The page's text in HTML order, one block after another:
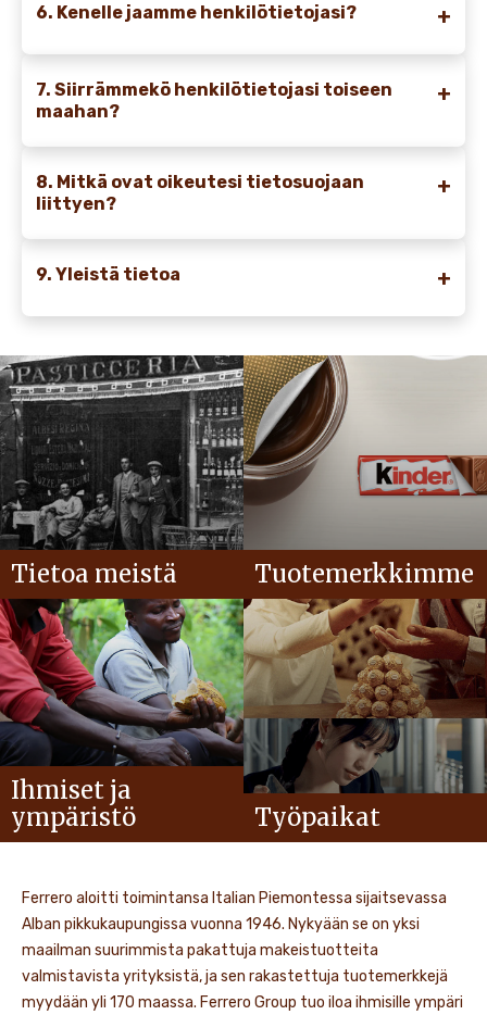
6. Kenelle jaamme henkilötietojasi?
7. Siirrämmekö henkilötietojasi toiseen
maahan?
8. Mitkä ovat oikeutesi tietosuojaan
liittyen?
9. Yleistä tietoa
Tietoa meistä Tuotemerkkimme
Ihmiset ja
ympäristö
Työpaikat
Ferrero aloitti toimintansa Italian Piemontessa sijaitsevassa
Alban pikkukaupungissa vuonna 1946. Nykyään se on yksi
maailman suurimmista pakattuja makeistuotteita
valmistavista yrityksistä, ja sen rakastettuja tuotemerkkejä
myydään yli 170 maassa. Ferrero Group tuo iloa ihmisille ympäri